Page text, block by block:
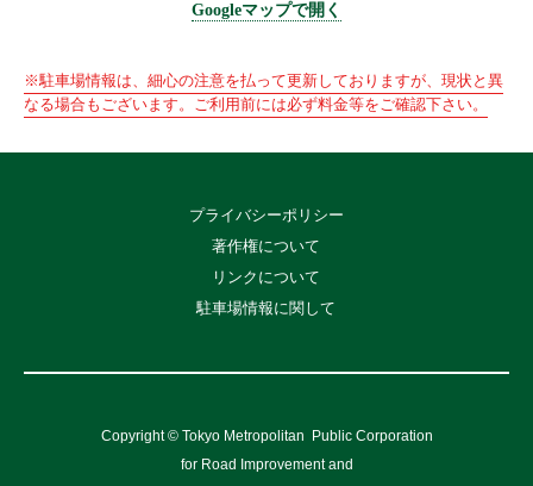
Googleマップで開く
※駐車場情報は、細心の注意を払って更新しておりますが、現状と異
なる場合もございます。ご利用前には必ず料金等をご確認下さい。
プライバシーポリシー
著作権について
リンクについて
駐車場情報に関して
Copyright © Tokyo Metropolitan
Public Corporation
for Road Improvement and